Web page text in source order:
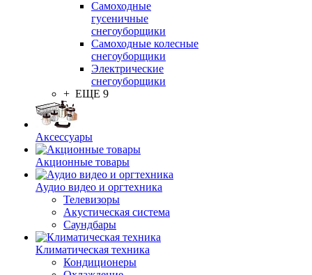
Самоходные
гусеничные
снегоуборщики
Самоходные колесные
снегоуборщики
Электрические
снегоуборщики
+ ЕЩЕ 9
Аксессуары
Акционные товары
Аудио видео и оргтехника
Телевизоры
Акустическая система
Саундбары
Климатическая техника
Кондиционеры